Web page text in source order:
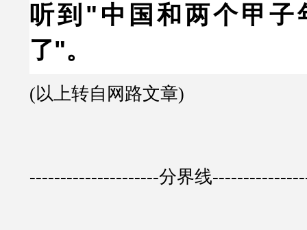
听到"中国和两个甲子
了"。
(以上转自网路文章)
---------------------分界线